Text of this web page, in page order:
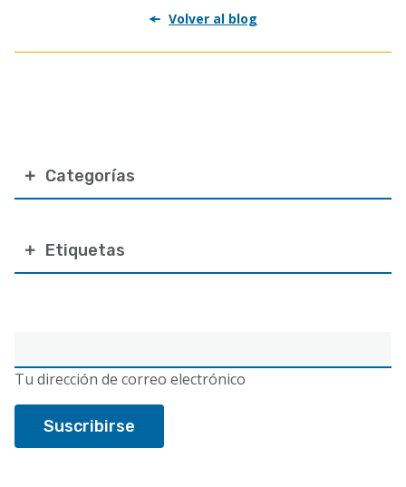
electrónico
Tu dirección de correo electrónico
Categorías
Etiquetas
Volver al blog